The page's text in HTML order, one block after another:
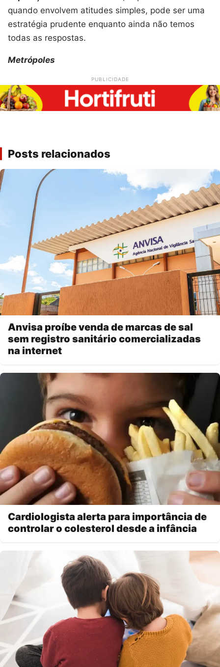
quando envolvem atitudes simples, pode ser uma
estratégia prudente enquanto ainda não temos
todas as respostas.
Metrópoles
PUBLICIDADE
Posts relacionados
Anvisa proíbe venda de marcas de sal
sem registro sanitário comercializadas
na internet
Cardiologista alerta para importância de
controlar o colesterol desde a infância